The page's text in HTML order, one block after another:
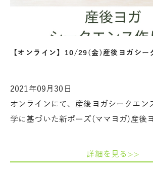
【オンライン】10/29(金)産後ヨガシー
2021年09月30日
オンラインにて、産後ヨガシークエン
学に基づいた新ポーズ(ママヨガ)産後
詳細を見る>>